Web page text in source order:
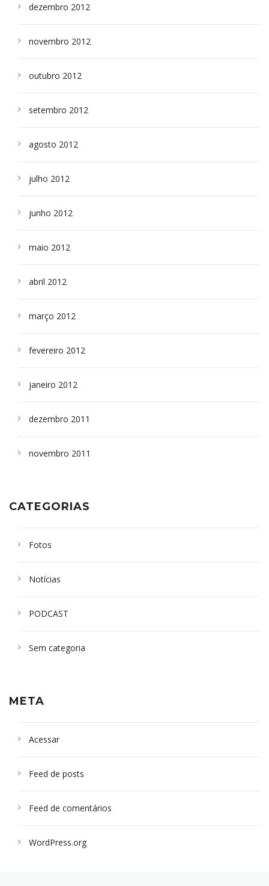
dezembro 2012
novembro 2012
outubro 2012
setembro 2012
agosto 2012
julho 2012
junho 2012
maio 2012
abril 2012
março 2012
fevereiro 2012
janeiro 2012
dezembro 2011
novembro 2011
CATEGORIAS
Fotos
Notícias
PODCAST
Sem categoria
META
Acessar
Feed de posts
Feed de comentários
WordPress.org